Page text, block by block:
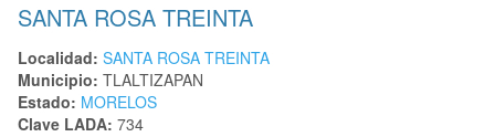
SANTA ROSA TREINTA
Localidad: SANTA ROSA TREINTA
Municipio: TLALTIZAPAN
Estado: MORELOS
Clave LADA: 734